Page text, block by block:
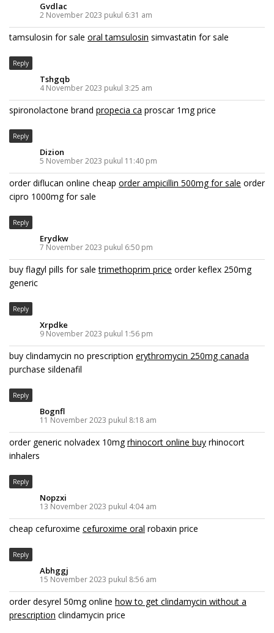
Gvdlac
2 November 2023 pukul 6:31 am
tamsulosin for sale oral tamsulosin simvastatin for sale
Reply
Tshgqb
4 November 2023 pukul 3:25 am
spironolactone brand propecia ca proscar 1mg price
Reply
Dizion
5 November 2023 pukul 11:40 pm
order diflucan online cheap order ampicillin 500mg for sale order
cipro 1000mg for sale
Reply
Erydkw
7 November 2023 pukul 6:50 pm
buy flagyl pills for saletrimethoprim price order keflex 250mg
generic
Reply
Xrpdke
9 November 2023 pukul 1:56 pm
buy clindamycin no prescription erythromycin 250mg canada
purchase sildenafil
Reply
Bognfl
11 November 2023 pukul 8:18 am
order generic nolvadex 10mgrhinocort online buy rhinocort
inhalers
Reply
Nopzxi
13 November 2023 pukul 4:04 am
cheap cefuroxime cefuroxime oral robaxin price
Reply
Abhggj
15 November 2023 pukul 8:56 am
order desyrel 50mg online how to get clindamycin without a
prescription clindamycin price